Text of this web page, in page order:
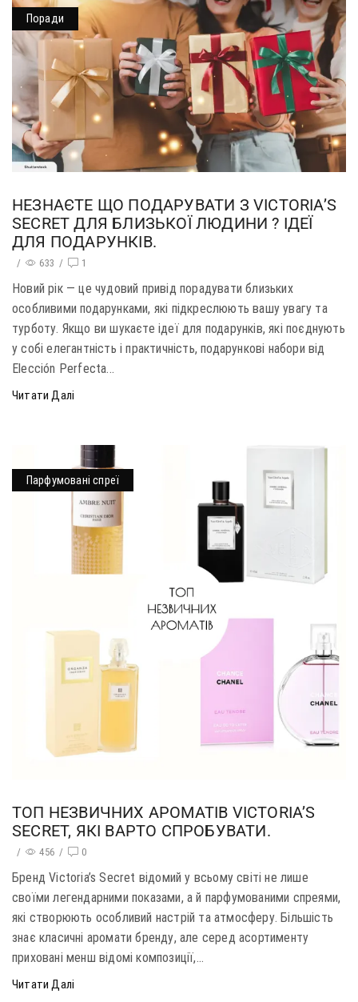
Поради
НЕЗНАЄТЕ ЩО ПОДАРУВАТИ З VICTORIA’S
SECRET ДЛЯ БЛИЗЬКОЇ ЛЮДИНИ ? ІДЕЇ
ДЛЯ ПОДАРУНКІВ.
/ 633 / 1
Новий рік — це чудовий привід порадувати близьких
особливими подарунками, які підкреслюють вашу увагу та
турботу. Якщо ви шукаєте ідеї для подарунків, які поєднують
у собі елегантність і практичність, подарункові набори від
Elección Perfecta...
Читати Далі
Парфумовані спреї
ТОП НЕЗВИЧНИХ АРОМАТІВ VICTORIA’S
SECRET, ЯКІ ВАРТО СПРОБУВАТИ.
/ 456 / 0
Бренд Victoria’s Secret відомий у всьому світі не лише
своїми легендарними показами, а й парфумованими спреями,
які створюють особливий настрій та атмосферу. Більшість
знає класичні аромати бренду, але серед асортименту
приховані менш відомі композиції,...
Читати Далі